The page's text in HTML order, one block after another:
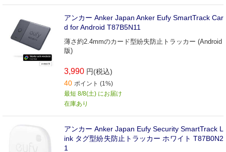
アンカー Anker Japan Anker Eufy SmartTrack Car
d for Android T87B5N11
薄さ約2.4mmのカード型紛失防止トラッカー (Android
版)
3,990 円(税込)
40 ポイント (1%)
最短 8/8(土) にお届け
在庫あり
アンカー Anker Japan Eufy Security SmartTrack L
ink タグ型紛失防止トラッカー ホワイト T87B0N2
1